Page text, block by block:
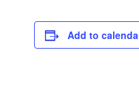
Add to